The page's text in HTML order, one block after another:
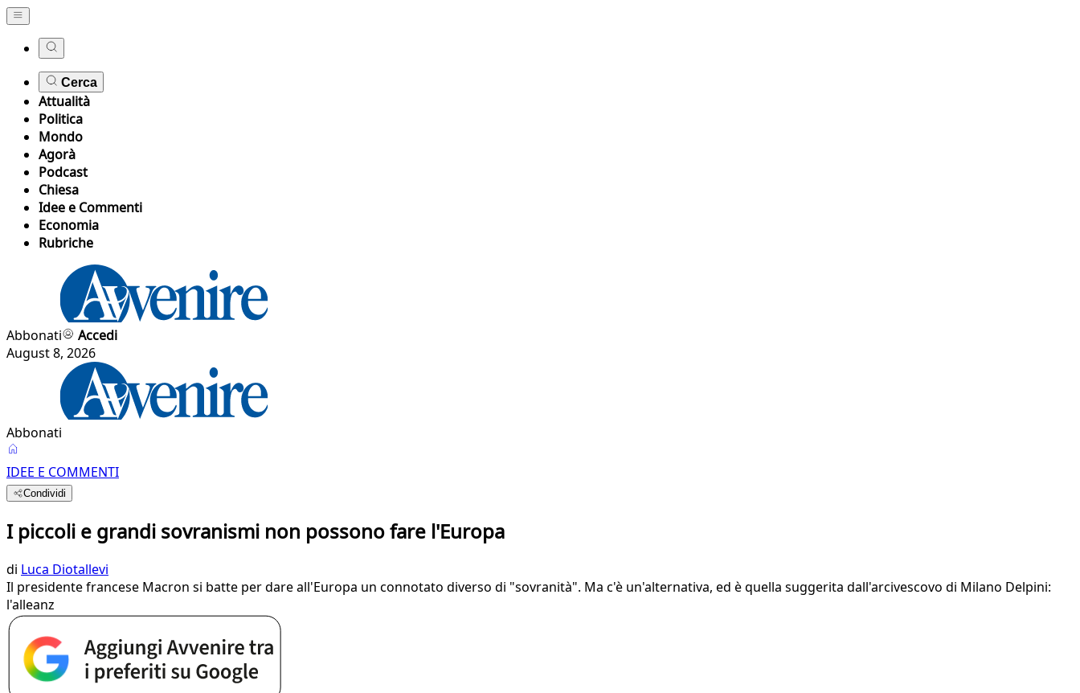
Cerca
Attualità
Politica
Mondo
Agorà
Podcast
Chiesa
Idee e Commenti
Economia
Rubriche
Abbonati
Accedi
August 8, 2026
Abbonati
IDEE E COMMENTI
Condividi
I piccoli e grandi sovranismi non possono fare l'Europa
di Luca Diotallevi
Il presidente francese Macron si batte per dare all'Europa un connotato diverso di "sovranità". Ma c'è un'alternativa, ed è quella suggerita dall'arcivescovo di Milano Delpini:
l'alleanz